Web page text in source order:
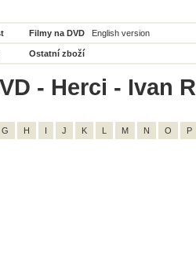
Filmy na DVD English version
Ostatní zboží
- Herci - Ivan
G H I J K L M N O P